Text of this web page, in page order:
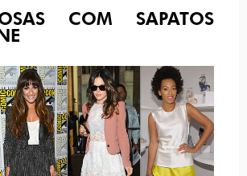
COM SAPATOS